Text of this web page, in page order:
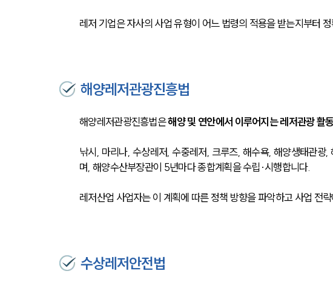
레저 기업은 자사의 사업 유형이 어느 법령의 적용을 받는지부터
해양레저관광진흥법
해양레저관광진흥법은 해양 및 연안에서 이루어지는 레저관광 활
낚시, 마리나, 수상레저, 수중레저, 크루즈, 해수욕, 해양생태관
며, 해양수산부장관이 5년마다 종합계획을 수립·시행합니다.
레저산업 사업자는 이 계획에 따른 정책 방향을 파악하고 사업 전
수상레저안전법